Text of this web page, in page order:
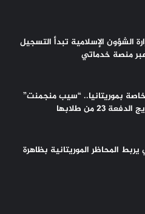
الشؤون الإسلامية تبدأ التسجيل
منصة خدماتي
بموريتانيا.. “سيب منجمنت”
23 من طلابها
يربط المحاظر الموريتانية بظاهرة